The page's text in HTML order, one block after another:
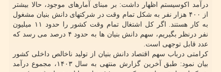
درآمد اکوسیستم اظهار داشت: بر مبنای آمارهای موجود، حالا بیشتر
از ۴۰۰ هزار نفر به شکل تمام وقت در شرکتهای دانش بنیان مشغول
به کار هستند. اگر کل اشتغال تمام وقت کشور را حدود ۱۱ میلیون
نفر درنظر بگیریم، سهم دانش بنیان ها به حدود ۴ درصد می رسد که
عدد قابل توجهی است.
کرامتی درباب سهم اقتصاد دانش بنیان از تولید ناخالص داخلی کشور
بیان نمود: طبق آخرین گزارش منتهی به سال ۱۴۰۳، مجموع درآمد